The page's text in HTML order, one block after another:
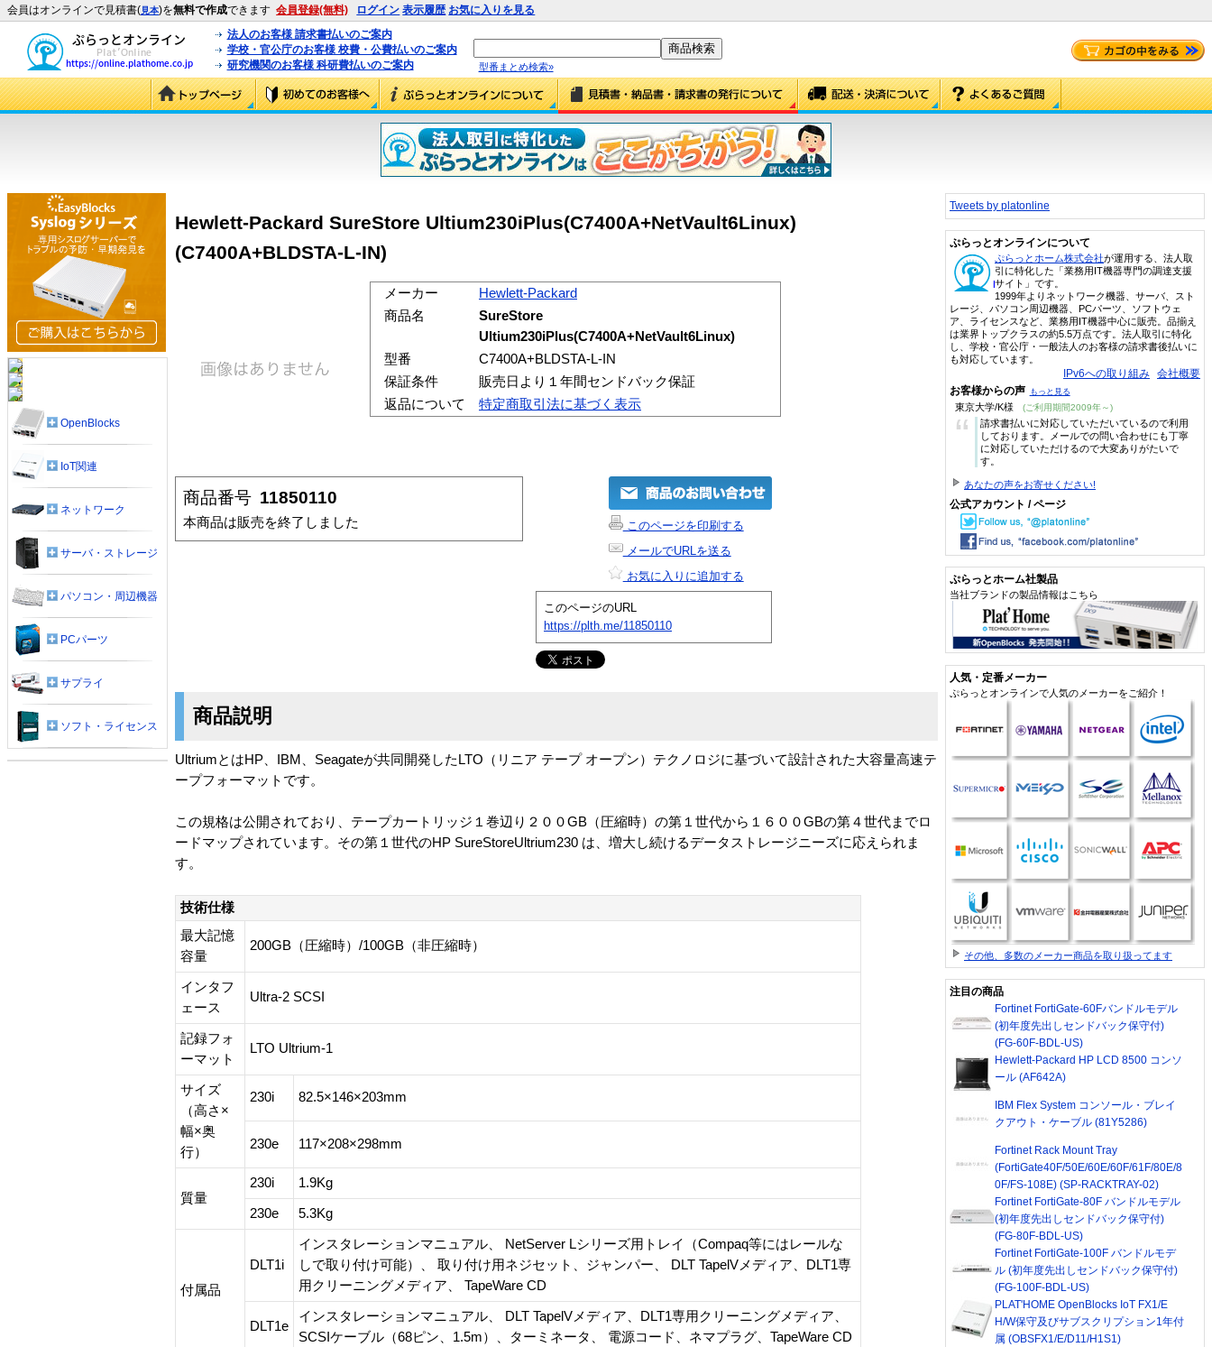
会員はオンラインで見積書(見本)を無料で作成できます 会員登録(無料) ログイン 表示履歴 お気に入りを見る
法人のお客様 請求書払いのご案内
学校・官公庁のお客様 校費・公費払いのご案内
研究機関のお客様 科研費払いのご案内
型番まとめ検索»
Hewlett-Packard SureStore Ultium230iPlus(C7400A+NetVault6Linux)
(C7400A+BLDSTA-L-IN)
メーカー
Hewlett-Packard
商品名
SureStore
Ultium230iPlus(C7400A+NetVault6Linux)
型番
C7400A+BLDSTA-L-IN
保証条件
販売日より１年間センドバック保証
返品について
特定商取引法に基づく表示
商品番号 11850110
本商品は販売を終了しました
このページを印刷する
メールでURLを送る
お気に入りに追加する
このページのURL
https://plth.me/11850110
商品説明
UltriumとはHP、IBM、Seagateが共同開発したLTO（リニア テープ オープン）テクノロジに基づいて設計された大容量高速テ
ープフォーマットです。
この規格は公開されており、テープカートリッジ１巻辺り２００GB（圧縮時）の第１世代から１６００GBの第４世代までロ
ードマップされています。その第１世代のHP SureStoreUltrium230 は、増大し続けるデータストレージニーズに応えられま
す。
技術仕様
最大記憶
容量
200GB（圧縮時）/100GB（非圧縮時）
インタフ
ェース
Ultra-2 SCSI
記録フォ
ーマット
LTO Ultrium-1
サイズ
（高さ×
幅×奥
行）
230i 82.5×146×203mm
230e 117×208×298mm
質量
230i 1.9Kg
230e 5.3Kg
付属品
DLT1i
インスタレーションマニュアル、 NetServer Lシリーズ用トレイ（Compaq等にはレールな
しで取り付け可能）、 取り付け用ネジセット、ジャンパー、 DLT TapelVメディア、DLT1専
用クリーニングメディア、 TapeWare CD
DLT1e
インスタレーションマニュアル、 DLT TapelVメディア、DLT1専用クリーニングメディア、
SCSIケーブル（68ピン、1.5m）、ターミネータ、 電源コード、ネマプラグ、TapeWare CD
OpenBlocks
IoT関連
ネットワーク
サーバ・ストレージ
パソコン・周辺機器
PCパーツ
サプライ
ソフト・ライセンス
Tweets by platonline
ぷらっとオンラインについて
ぷらっとホーム株式会社が運用する、法人取
引に特化した「業務用IT機器専門の調達支援
サイト」です。
1999年よりネットワーク機器、サーバ、スト
レージ、パソコン周辺機器、PCパーツ、ソフトウェ
ア、ライセンスなど、業務用IT機器中心に販売。品揃え
は業界トップクラスの約5.5万点です。法人取引に特化
し、学校・官公庁・一般法人のお客様の請求書後払いに
も対応しています。
IPv6への取り組み 会社概要
お客様からの声 もっと見る
東京大学/K様 (ご利用期間2009年～)
“
請求書払いに対応していただいているので利用
しております。メールでの問い合わせにも丁寧
に対応していただけるので大変ありがたいで
す。
あなたの声をお寄せください!
公式アカウント / ページ
ぷらっとホーム社製品
当社ブランドの製品情報はこちら
人気・定番メーカー
ぷらっとオンラインで人気のメーカーをご紹介！
その他、多数のメーカー商品を取り扱ってます
注目の商品
Fortinet FortiGate-60Fバンドルモデル
(初年度先出しセンドバック保守付)
(FG-60F-BDL-US)
Hewlett-Packard HP LCD 8500 コンソ
ール (AF642A)
IBM Flex System コンソール・ブレイ
クアウト・ケーブル (81Y5286)
Fortinet Rack Mount Tray
(FortiGate40F/50E/60E/60F/61F/80E/8
0F/FS-108E) (SP-RACKTRAY-02)
Fortinet FortiGate-80F バンドルモデル
(初年度先出しセンドバック保守付)
(FG-80F-BDL-US)
Fortinet FortiGate-100F バンドルモデ
ル (初年度先出しセンドバック保守付)
(FG-100F-BDL-US)
PLAT'HOME OpenBlocks IoT FX1/E
H/W保守及びサブスクリプション1年付
属 (OBSFX1/E/D11/H1S1)